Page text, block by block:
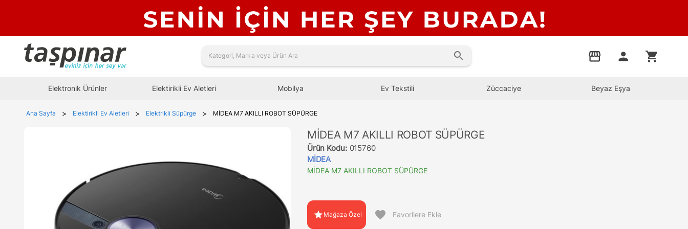
search storefront person shopping_cart
Elektronik Ürünler Elektirikli Ev Aletleri Mobilya Ev Tekstili Züccaciye Beyaz Eşya
Ana Sayfa > Elektirikli Ev Aletleri > Elektrikli Süpürge > MİDEA M7 AKILLI ROBOT SÜPÜRGE
MİDEA M7 AKILLI ROBOT SÜPÜRGE
Ürün Kodu: 015760
MİDEA
MİDEA M7 AKILLI ROBOT SÜPÜRGE
star Mağaza Özel favorite Favorilere Ekle